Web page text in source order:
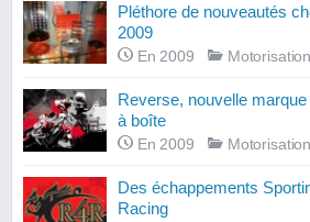
Pléthore de nouveautés
2009
En 2009 Motorisation
Reverse, nouvelle
à boîte
En 2009 Motorisation
Des échappements
Racing